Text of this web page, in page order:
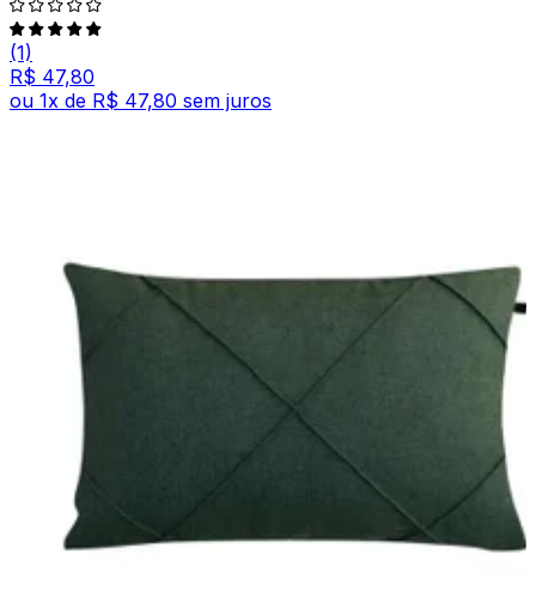
(1)
R$ 47,80
ou 1x de R$ 47,80 sem juros